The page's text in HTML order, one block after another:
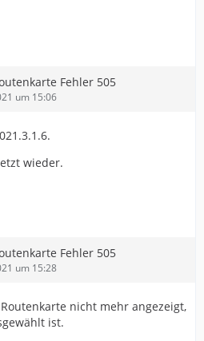
Fehler 505
um 15:06
wieder.
Fehler 505
um 15:28
nicht mehr angezeigt,
ist.